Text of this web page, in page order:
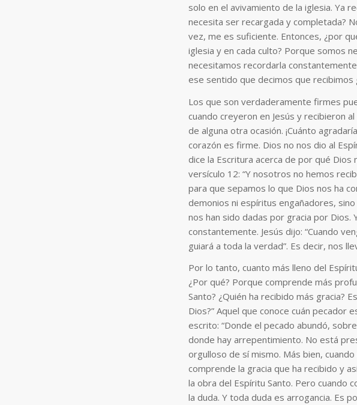
solo en el avivamiento de la iglesia. Ya
necesita ser recargada y completada?
vez, me es suficiente. Entonces, ¿por
iglesia y en cada culto? Porque somos
necesitamos recordarla
ese sentido que decimos que recibimos
Los que son verdaderamente firmes
cuando creyeron en Jesús y recibieron
de alguna otra ocasión. ¡Cuánto
corazón es firme. Dios no nos dio al
dice la Escritura acerca de por qué Dios
versículo 12: “Y nosotros no hemos
para que sepamos lo que Dios nos ha
demonios ni espíritus engañadores,
nos han sido dadas por gracia por Dios.
constantemente. Jesús dijo: “Cuando
guiará a toda la verdad”. Es decir, nos
Por lo tanto, cuanto más lleno del
¿Por qué? Porque comprende más
Santo? ¿Quién ha recibido más gracia?
Dios?” Aquel que conoce cuán pecador
escrito: “Donde el pecado abundó,
donde hay arrepentimiento. No está
orgulloso de sí mismo. Más bien,
comprende la gracia que ha recibido y
la obra del Espíritu Santo. Pero cuando
la duda. Y toda duda es arrogancia. Es